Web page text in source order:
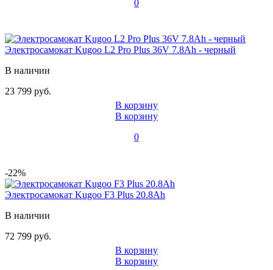
0
Электросамокат Kugoo L2 Pro Plus 36V 7.8Ah - черный
В наличии
23 799 руб.
В корзину
В корзину
0
-22%
Электросамокат Kugoo F3 Plus 20.8Ah
В наличии
72 799 руб.
В корзину
В корзину